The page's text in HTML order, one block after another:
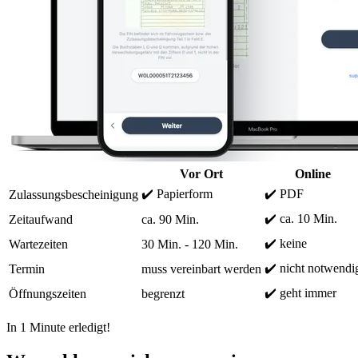
Vor Ort
Online
Zulassungsbescheinigung ✔️ Papierform
✔️ PDF
Zeitaufwand
ca. 90 Min.
✔️ ca. 10 Min.
Wartezeiten
30 Min. - 120 Min.
✔️ keine
Termin
muss vereinbart werden ✔️ nicht
Öffnungszeiten
begrenzt ✔️ geht immer
In 1 Minute erledigt!